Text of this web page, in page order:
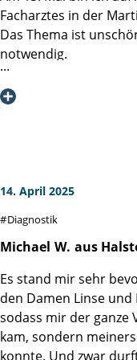
Großer Respekt ist
umgehen.
Nicht zuletzt ergab
den Teilnehmern, die
müssen. Mir hat auch
"Puzzlestück" für die
Arbeitsprozesse in
Facharztes in der
Das Thema ist
notwendig.
Mein Dank gilt Allen
Anmeldung,
aussprechen. Das
Patienten mit allen
Behandlung Spaß
Herangehensweise
gesorgt.
14. April 2025
Diagnostik
Michael W. aus
Es stand mir sehr
den Damen Linse
sodass mir der ganze
kam, sondern
konnte. Und zwar